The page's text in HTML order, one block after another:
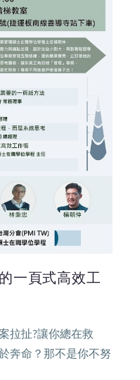
一頁式高效工
拉扯?讓你總在救
奔命？那不是你不努